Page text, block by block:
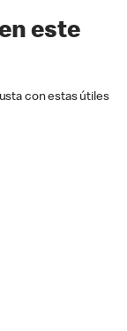
este
con estas útiles